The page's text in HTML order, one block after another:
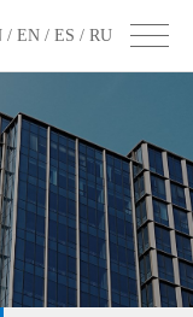
/ EN / ES / RU